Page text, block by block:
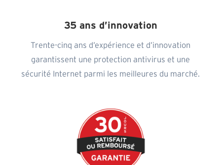
35 ans d’innovation
Trente-cinq ans d’expérience et d’innovation
garantissent une protection antivirus et une
sécurité Internet parmi les meilleures du marché.